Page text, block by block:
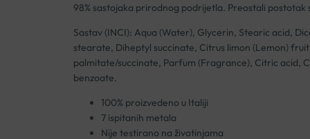
98% sastojaka prirodnog podrijetla. Preostali
Sastav (INCI): Aqua (Water), Glycerin, Stearic acid,
stearate, Diheptyl succinate, Citrus limon (Lemon)
palmitate/succinate, Parfum (Fragrance), Citric acid,
benzoate.
100% proizvedeno u Italiji
7 ispitanih metala
Nije testirano na životinjama